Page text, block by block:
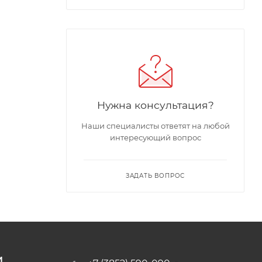
Нужна консультация?
Наши специалисты ответят на любой
интересующий вопрос
ЗАДАТЬ ВОПРОС